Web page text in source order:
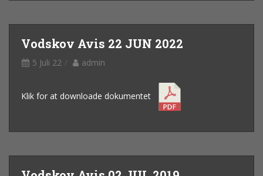
Vodskov Avis 22 JUN 2022
5 Juli 22 admin
Klik for at downloade dokumentet